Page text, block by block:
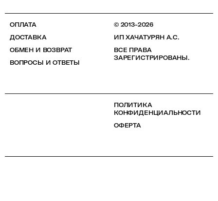
ОПЛАТА
ДОСТАВКА
ОБМЕН И ВОЗВРАТ
ВОПРОСЫ И ОТВЕТЫ
© 2013-2026
ИП ХАЧАТУРЯН А.С.
ВСЕ ПРАВА
ЗАРЕГИСТРИРОВАНЫ.
ПОЛИТИКА
КОНФИДЕНЦИАЛЬНОСТИ
ОФЕРТА